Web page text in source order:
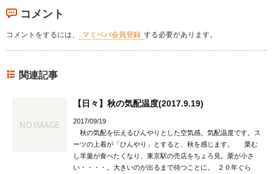
コメント
コメントをするには、 マミペパ会員登録 する必要があります。
関連記事
【日々】秋の気配温度(2017.9.19)
2017/09/19
秋の気配を伝えるひんやりとした空気感。気配温度です。ス
ーツの上着が「ひんやり」とすると、秋を感じます。 栗む
し羊羹が食べたくなり、東京駅の売店をちょろ見。栗が小さ
い・・・・。大きいのが出るまで待つことに。 ２０年ぐら